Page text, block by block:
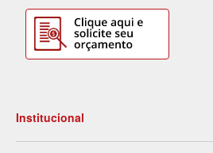
Institucional